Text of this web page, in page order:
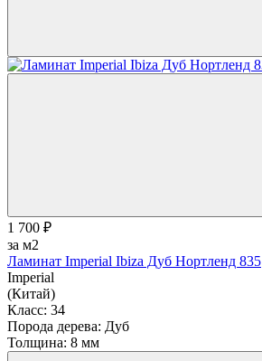
1 700 ₽
за м2
Ламинат Imperial Ibiza Дуб Нортленд 835
Imperial
(Китай)
Класс: 34
Порода дерева: Дуб
Толщина: 8 мм